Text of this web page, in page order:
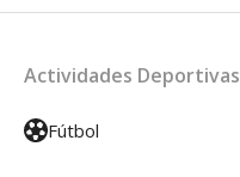
Actividades Deportivas
Fútbol